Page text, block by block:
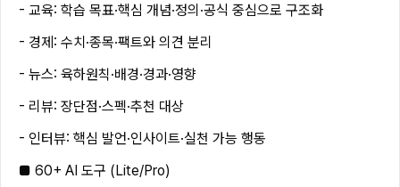
- 교육: 학습 목표·핵심 개념·정의·공식 중심으로 구조화
- 경제: 수치·종목·팩트와 의견 분리
- 뉴스: 육하원칙·배경·경과·영향
- 리뷰: 장단점·스펙·추천 대상
- 인터뷰: 핵심 발언·인사이트·실천 가능 행동
■ 60+ AI 도구 (Lite/Pro)